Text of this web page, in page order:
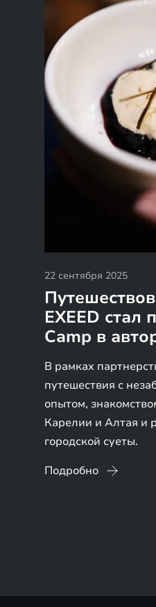
22 сентября 2025
EXEED стал
Camp в
В рамках
путешествия с
опытом,
Карелии и Алтая и
городской суеты.
Подробно